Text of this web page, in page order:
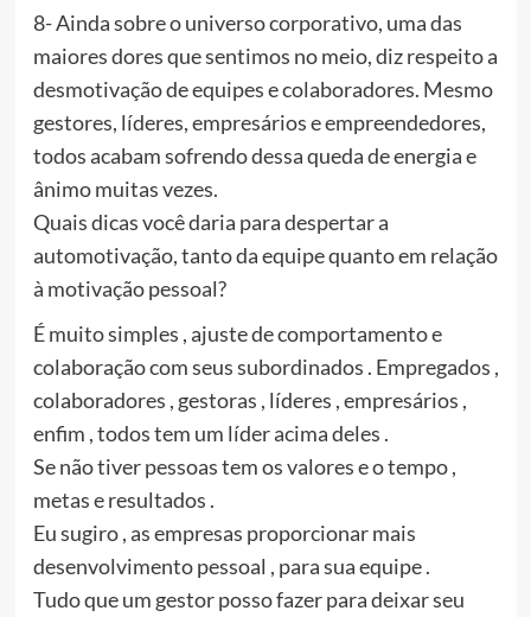
8- Ainda sobre o universo corporativo, uma das
maiores dores que sentimos no meio, diz respeito a
desmotivação de equipes e colaboradores. Mesmo
gestores, líderes, empresários e empreendedores,
todos acabam sofrendo dessa queda de energia e
ânimo muitas vezes.
Quais dicas você daria para despertar a
automotivação, tanto da equipe quanto em relação
à motivação pessoal?
É muito simples , ajuste de comportamento e
colaboração com seus subordinados . Empregados ,
colaboradores , gestoras , líderes , empresários ,
enfim , todos tem um líder acima deles .
Se não tiver pessoas tem os valores e o tempo ,
metas e resultados .
Eu sugiro , as empresas proporcionar mais
desenvolvimento pessoal , para sua equipe .
Tudo que um gestor posso fazer para deixar seu